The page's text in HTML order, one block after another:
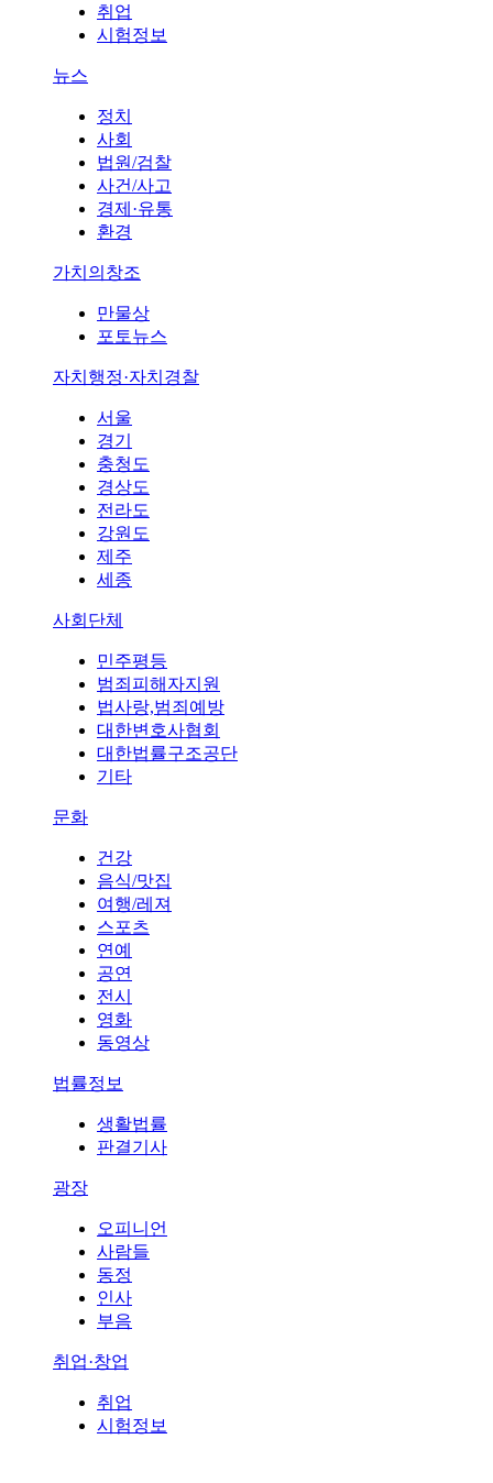
취업
시험정보
뉴스
정치
사회
법원/검찰
사건/사고
경제·유통
환경
가치의창조
만물상
포토뉴스
자치행정·자치경찰
서울
경기
충청도
경상도
전라도
강원도
제주
세종
사회단체
민주평등
범죄피해자지원
법사랑,범죄예방
대한변호사협회
대한법률구조공단
기타
문화
건강
음식/맛집
여행/레져
스포츠
연예
공연
전시
영화
동영상
법률정보
생활법률
판결기사
광장
오피니언
사람들
동정
인사
부음
취업·창업
취업
시험정보